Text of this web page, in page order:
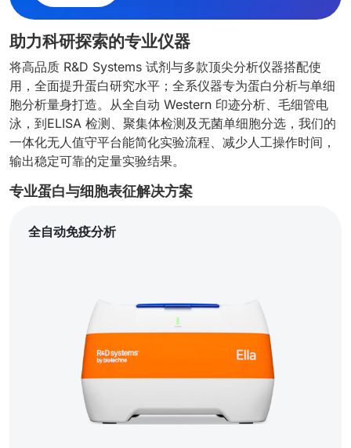
助力科研探索的专业仪器
将高品质 R&D Systems 试剂与多款顶尖分析仪器搭配使
用，全面提升蛋白研究水平；全系仪器专为蛋白分析与单细
胞分析量身打造。从全自动 Western 印迹分析、毛细管电
泳，到ELISA 检测、聚集体检测及无菌单细胞分选，我们的
一体化无人值守平台能简化实验流程、减少人工操作时间，
输出稳定可靠的定量实验结果。
专业蛋白与细胞表征解决方案
全自动免疫分析